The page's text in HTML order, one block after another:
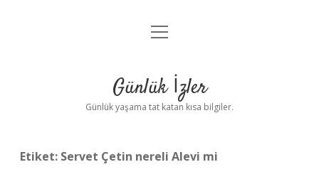
Anasayfa
Yasal Uyarı
menüyü
Günlük İzler
Günlük yaşama tat katan kısa bilgiler.
Etiket: Servet Çetin nereli Alevi mi